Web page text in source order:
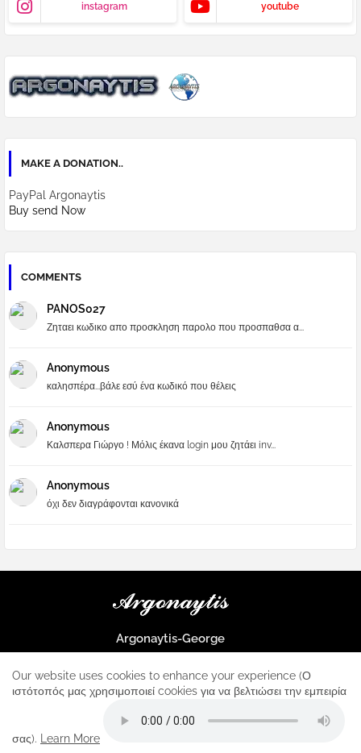
instagram youtube
MAKE A DONATION..
PayPal Argonaytis
Buy send Now
COMMENTS
PANOS027
Ζηταει κωδικο απο προσκληση παρολο που προσπαθσα α...
Anonymous
καλησπέρα...βάλε εσύ ένα κωδικό που θέλεις
Anonymous
Καλσπερα Γιώργο ! Μόλις έκανα login μου ζητάει inv...
Anonymous
όχι δεν διαγράφονται κανονικά
Argonaytis-George
μοναδικός σταθμός για κάθε iphone
Home
Our website uses cookies to enhance your experience (Ο
ιστότοπός μας χρησιμοποιεί cookies για να βελτιώσει την εμπειρία
σας). Learn More